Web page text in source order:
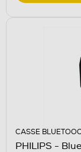
CASSE
PHILIPS -